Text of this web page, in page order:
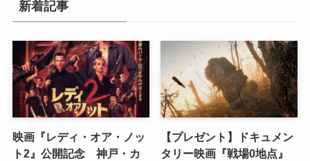
新着記事
映画『レディ・オア・ノッ
ト2』公開記念 神戸・カ
【プレゼント】ドキュメン
タリー映画『戦場0地点』